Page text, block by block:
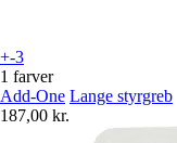
+-3
1 farver
Add-One Lange styrgreb
187,00 kr.